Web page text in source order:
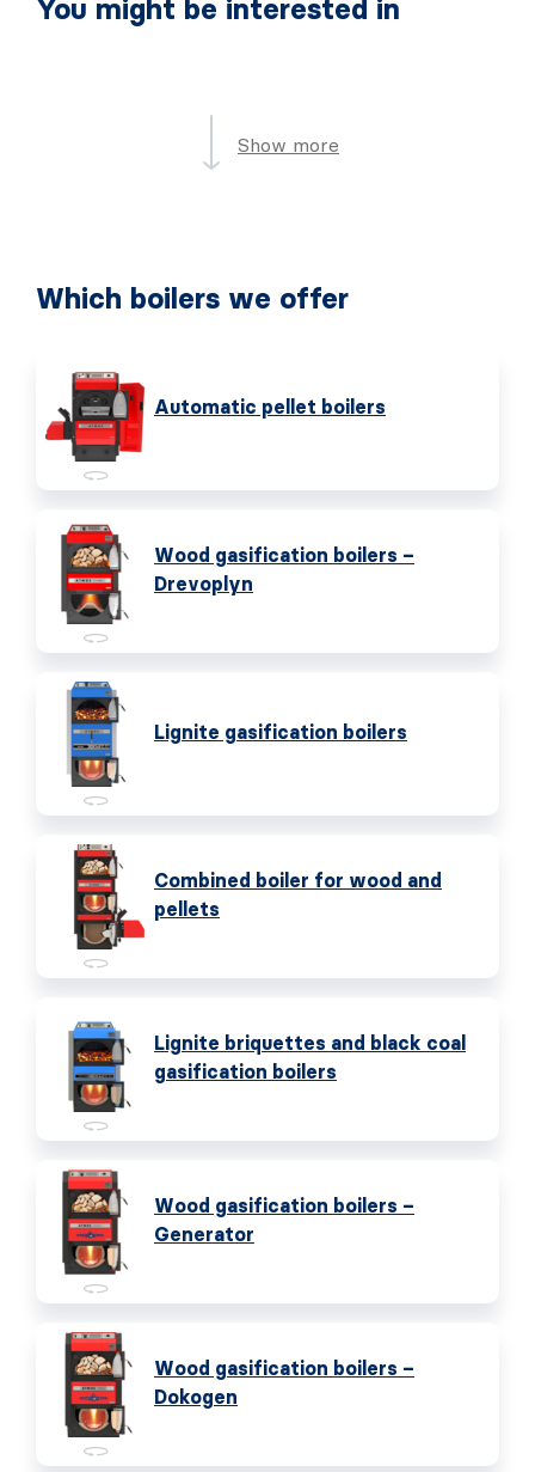
You might be interested in
Show more
Which boilers we offer
Automatic pellet boilers
Wood gasification boilers –
Drevoplyn
Lignite gasification boilers
Combined boiler for wood and
pellets
Lignite briquettes and black coal
gasification boilers
Wood gasification boilers –
Generator
Wood gasification boilers –
Dokogen